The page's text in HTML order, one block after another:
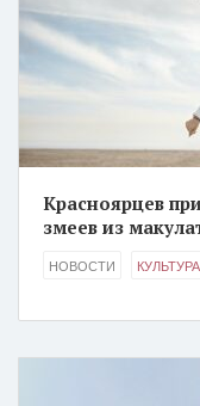
Красноярцев
змеев из
НОВОСТИ КУЛЬТУРА